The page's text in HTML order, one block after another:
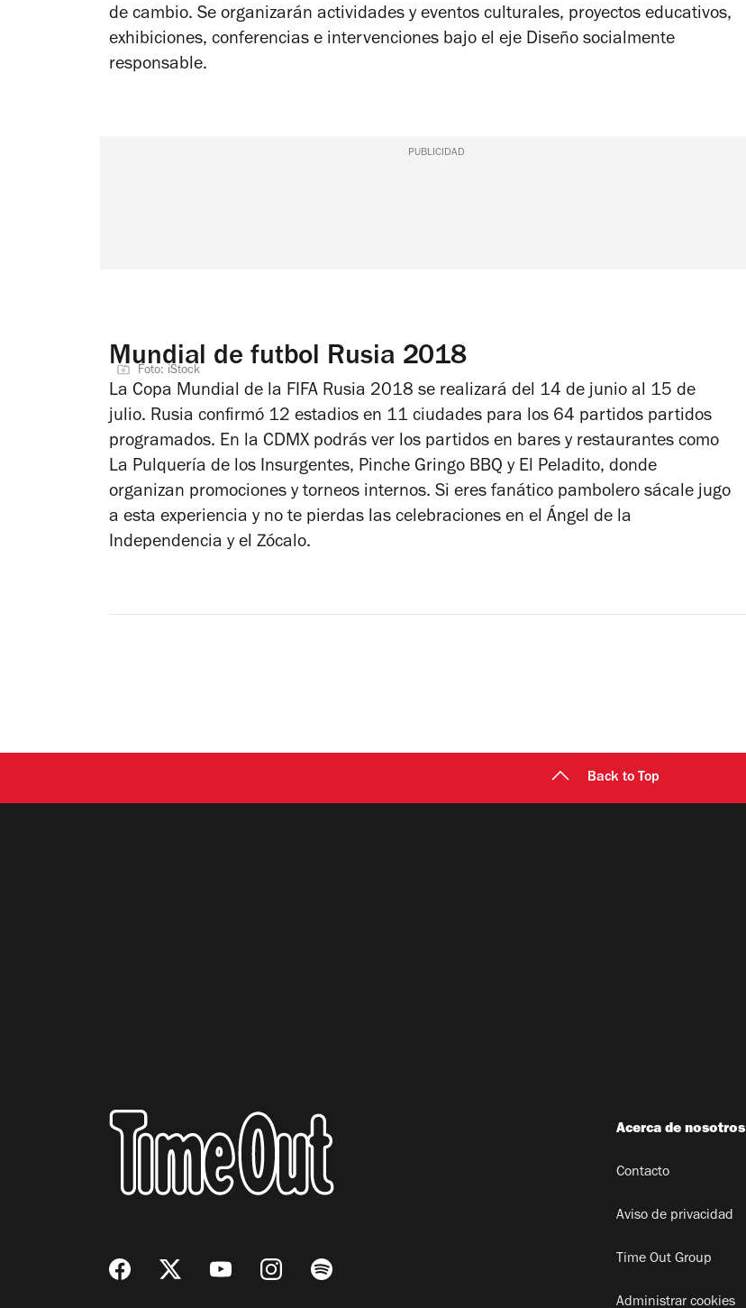
de cambio. Se organizarán actividades y eventos culturales, proyectos educativos,
exhibiciones, conferencias e intervenciones bajo el eje Diseño socialmente
responsable.
PUBLICIDAD
Mundial de futbol Rusia 2018
Foto: iStock
La Copa Mundial de la FIFA Rusia 2018 se realizará del 14 de junio al 15 de
julio. Rusia confirmó 12 estadios en 11 ciudades para los 64 partidos partidos
programados. En la CDMX podrás ver los partidos en bares y restaurantes como
La Pulquería de los Insurgentes, Pinche Gringo BBQ y El Peladito, donde
organizan promociones y torneos internos. Si eres fanático pambolero sácale jugo
a esta experiencia y no te pierdas las celebraciones en el Ángel de la
Independencia y el Zócalo.
Back to Top
Acerca de nosotros
Contacto
Aviso de privacidad
Time Out Group
Administrar cookies